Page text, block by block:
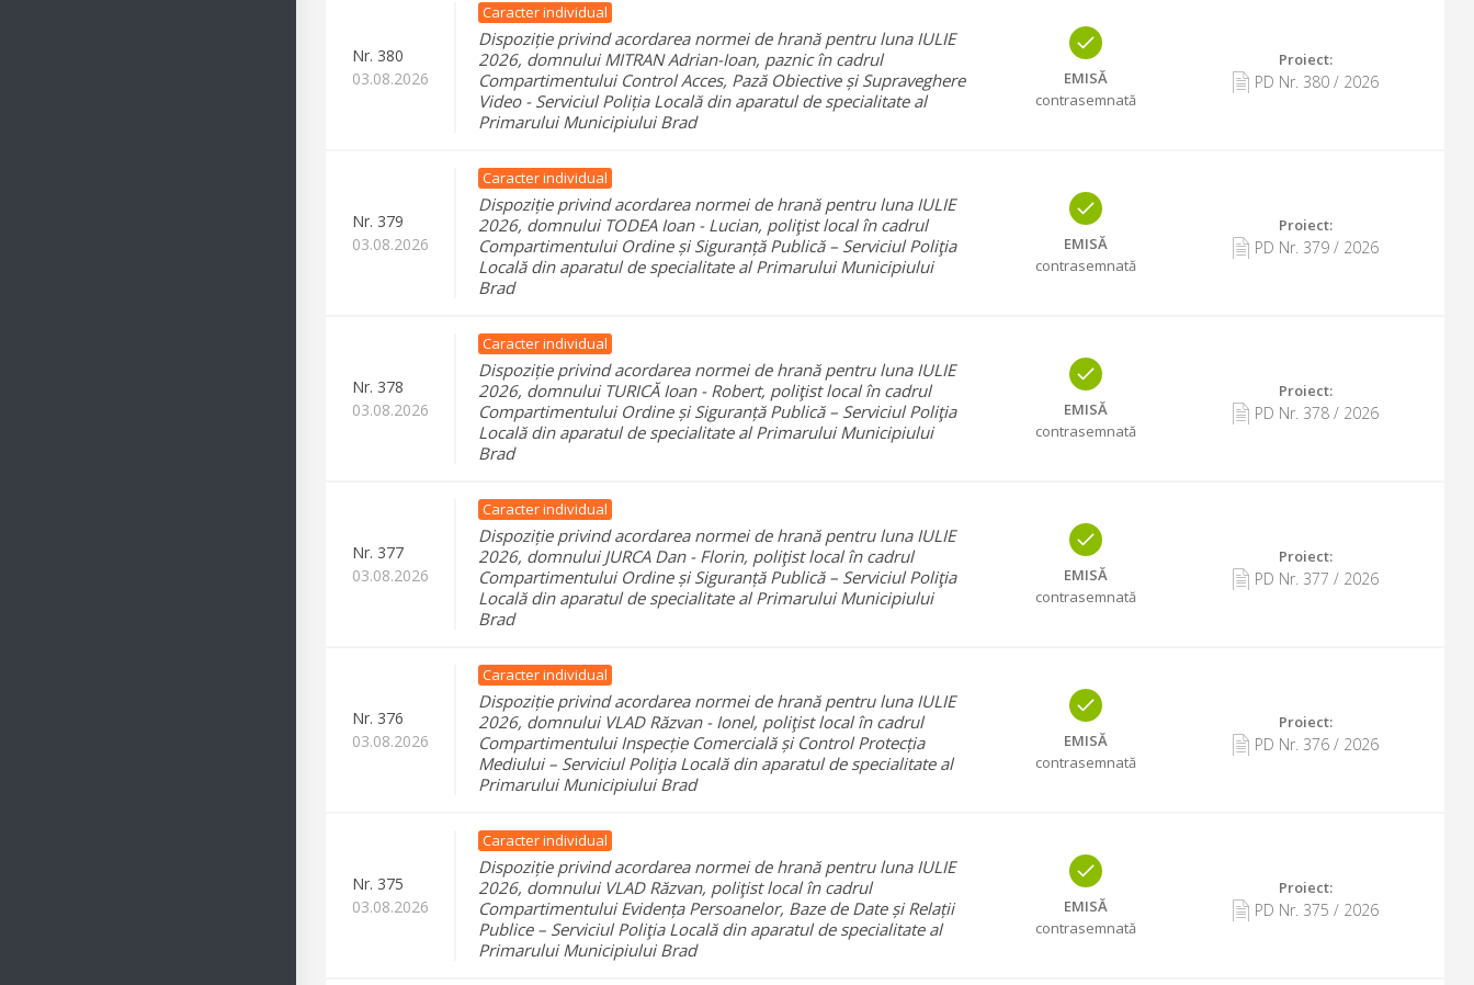
Nr. 380
03.08.2026
Caracter individual
Dispoziție privind acordarea normei de hrană pentru luna IULIE
2026, domnului MITRAN Adrian-Ioan, paznic în cadrul
Compartimentului Control Acces, Pază Obiective și Supraveghere
Video - Serviciul Poliția Locală din aparatul de specialitate al
Primarului Municipiului Brad
EMISĂ
contrasemnată
Proiect:
PD Nr. 380/ 2026
Nr. 379
03.08.2026
Caracter individual
Dispoziție privind acordarea normei de hrană pentru luna IULIE
2026, domnului TODEA Ioan - Lucian, poliţist local în cadrul
Compartimentului Ordine și Siguranță Publică – Serviciul Poliţia
Locală din aparatul de specialitate al Primarului Municipiului
Brad
EMISĂ
contrasemnată
Proiect:
PD Nr. 379/ 2026
Nr. 378
03.08.2026
Caracter individual
Dispoziție privind acordarea normei de hrană pentru luna IULIE
2026, domnului TURICĂ Ioan - Robert, poliţist local în cadrul
Compartimentului Ordine și Siguranță Publică – Serviciul Poliţia
Locală din aparatul de specialitate al Primarului Municipiului
Brad
EMISĂ
contrasemnată
Proiect:
PD Nr. 378/ 2026
Nr. 377
03.08.2026
Caracter individual
Dispoziție privind acordarea normei de hrană pentru luna IULIE
2026, domnului JURCA Dan - Florin, poliţist local în cadrul
Compartimentului Ordine și Siguranță Publică – Serviciul Poliţia
Locală din aparatul de specialitate al Primarului Municipiului
Brad
EMISĂ
contrasemnată
Proiect:
PD Nr. 377 / 2026
Nr. 376
03.08.2026
Caracter individual
Dispoziție privind acordarea normei de hrană pentru luna IULIE
2026, domnului VLAD Răzvan - Ionel, poliţist local în cadrul
Compartimentului Inspecție Comercială și Control Protecția
Mediului – Serviciul Poliţia Locală din aparatul de specialitate al
Primarului Municipiului Brad
EMISĂ
contrasemnată
Proiect:
PD Nr. 376/ 2026
Nr. 375
03.08.2026
Caracter individual
Dispoziție privind acordarea normei de hrană pentru luna IULIE
2026, domnului VLAD Răzvan, poliţist local în cadrul
Compartimentului Evidența Persoanelor, Baze de Date și Relații
Publice – Serviciul Poliţia Locală din aparatul de specialitate al
Primarului Municipiului Brad
EMISĂ
contrasemnată
Proiect:
PD Nr. 375 / 2026